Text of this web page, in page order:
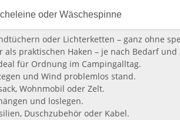
oder Wäschespinne
oder Lichterketten – ganz ohne
als praktischen Haken – je nach Bedarf und
für Ordnung im Campingalltag.
und Wind problemlos stand.
Wohnmobil oder Zelt.
und loslegen.
Duschzubehör oder Kabel.